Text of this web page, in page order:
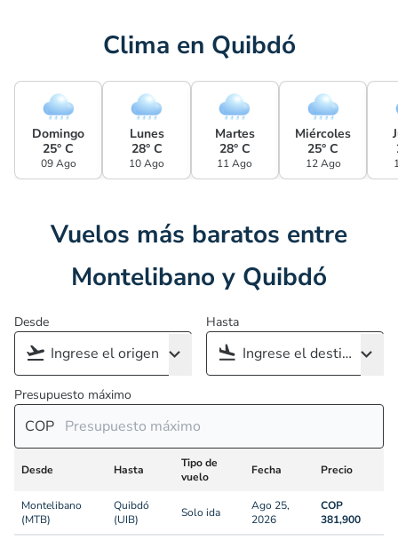
Clima en Quibdó
Domingo
25° C
09 Ago
Lunes
28° C
10 Ago
Martes
28° C
11 Ago
Miércoles
25° C
12 Ago
Vuelos más baratos entre
Montelibano y Quibdó
Desde Hasta
Presupuesto máximo
COP
Desde Hasta
Tipo de
vuelo
Fecha Precio
Montelibano
(MTB)
Quibdó
(UIB)
Solo ida
Ago 25,
2026
COP
381,900